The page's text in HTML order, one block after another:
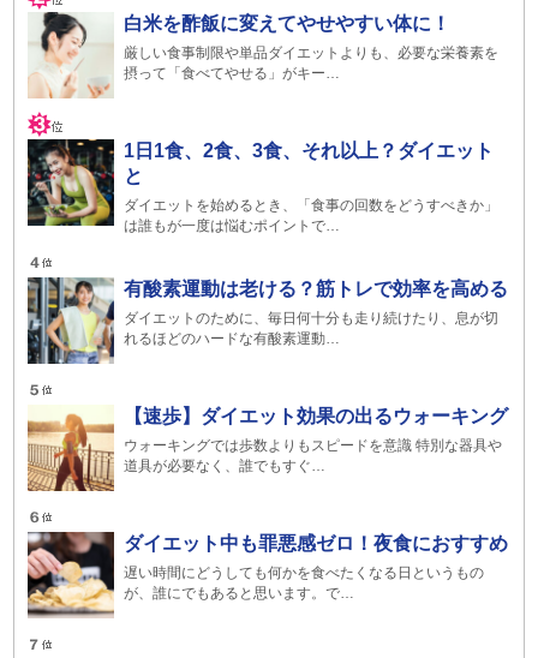
白米を酢飯に変えてやせやすい体に！
厳しい食事制限や単品ダイエットよりも、必要な栄養素を
摂って「食べてやせる」がキー…
1日1食、2食、3食、それ以上？ダイエット
と
ダイエットを始めるとき、「食事の回数をどうすべきか」
は誰もが一度は悩むポイントで…
有酸素運動は老ける？筋トレで効率を高める
ダイエットのために、毎日何十分も走り続けたり、息が切
れるほどのハードな有酸素運動…
【速歩】ダイエット効果の出るウォーキング
ウォーキングでは歩数よりもスピードを意識 特別な器具や
道具が必要なく、誰でもすぐ…
ダイエット中も罪悪感ゼロ！夜食におすすめ
遅い時間にどうしても何かを食べたくなる日というもの
が、誰にでもあると思います。で…